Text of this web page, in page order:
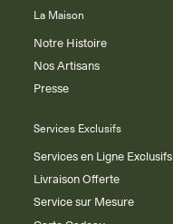
La Maison
Notre Histoire
Nos Artisans
Presse
Services Exclusifs
Services en Ligne Exclusifs
Livraison Offerte
Service sur Mesure